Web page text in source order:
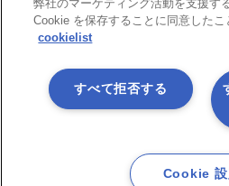
ソーシャル
Copyright©1998 -2026 Asteria
弊社のマーケティング活動を支援す
Cookie を保存することに同意したこ
cookielist
すべて拒否する
Cookie 設